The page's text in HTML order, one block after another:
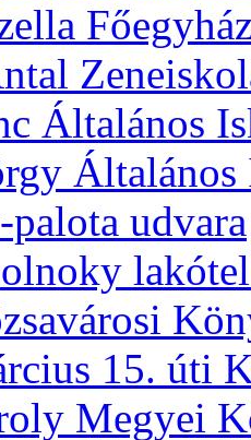
Általános
Általános
udvara
15. úti
Megyei